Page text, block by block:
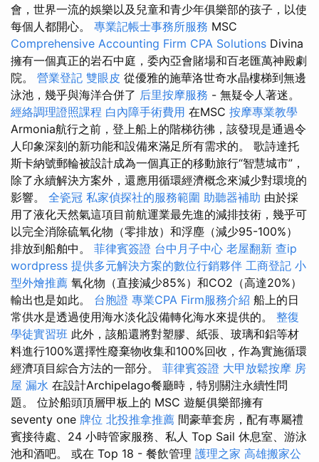
會，世界一流的娛樂以及兒童和青少年俱樂部的孩子，以使
每個人都開心。 專業記帳士事務所服務 MSC
Comprehensive Accounting Firm CPA Solutions Divina
擁有一個真正的岩石中庭，委內亞會賭場和百老匯萬神殿劇
院。 營業登記 雙眼皮 從優雅的施華洛世奇水晶樓梯到無邊
泳池，幾乎與海洋合併了 后里按摩服務 - 無疑令人著迷。
經絡調理證照課程 白內障手術費用 在MSC 按摩專業教學
Armonia航行之前，登上船上的階梯彷彿，該發現是通過令
人印象深刻的新功能和設備來滿足所有需求的。 歌詩達托
斯卡納號郵輪被設計成為一個真正的移動旅行“智慧城市”，
除了永續解決方案外，還應用循環經濟概念來減少對環境的
影響。 全瓷冠 私家偵探社的服務範圍 助聽器補助 由於採
用了液化天然氣這項目前航運業最先進的減排技術，幾乎可
以完全消除硫氧化物（零排放）和浮塵（減少95-100%）
排放到船舶中。 菲律賓簽證 台中月子中心 老屋翻新 查ip
wordpress 提供多元解決方案的數位行銷夥伴 工商登記 小
型外燴推薦 氧化物（直接減少85%）和CO2（高達20%）
輸出也是如此。 台胞證 專業CPA Firm服務介紹 船上的日
常供水是透過使用海水淡化設備轉化海水來提供的。 整復
學徒實習班 此外，該船還將對塑膠、紙張、玻璃和鋁等材
料進行100%選擇性廢棄物收集和100%回收，作為實施循環
經濟項目綜合方法的一部分。 菲律賓簽證 大甲放鬆按摩 房
屋 漏水 在設計Archipelago餐廳時，特別關注永續性問
題。 位於船頭頂層甲板上的 MSC 遊艇俱樂部擁有
seventy one 牌位 北投推拿推薦 間豪華套房，配有專屬禮
賓接待處、24 小時管家服務、私人 Top Sail 休息室、游泳
池和酒吧。 或在 Top 18 - 餐飲管理 護理之家 高雄搬家公